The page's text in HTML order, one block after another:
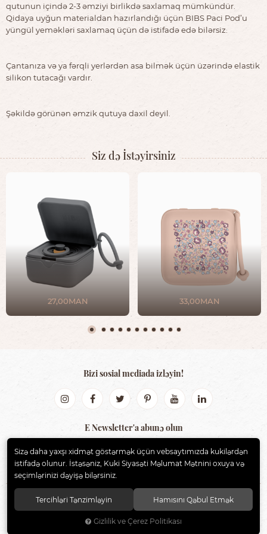
qutunun içində 2-3 əmziyi birlikdə saxlamaq mümkündür.
Qidaya uyğun materialdan hazırlandığı üçün BIBS Paci Pod’u
yüngül yeməkləri saxlamaq üçün də istifadə edə bilərsiz.
Çantanıza və ya fərqli yerlərdən asa bilmək üçün üzərində elastik
silikon tutacağı vardır.
Şəkildə görünən əmzik qutuya daxil deyil.
Siz də İstəyirsiniz
27,00MAN 33,00MAN
Bizi sosial mediada izləyin!
E Newsletter'a abunə olun
GÖNDƏR
BIBS AZERBAIJAN . Bütün hüquqlar qorunur.
Sizə daha yaxşı xidmət göstərmək üçün vebsaytımızda kukilərdən
istifadə olunur. İstəsəniz, Kuki Siyasəti Məlumat Mətnini oxuya və
seçimlərinizi dəyişə bilərsiniz.
Tercihləri Tənzimləyin Hamısını Qəbul Etmək
Gizlilik ve Çerez Politikası